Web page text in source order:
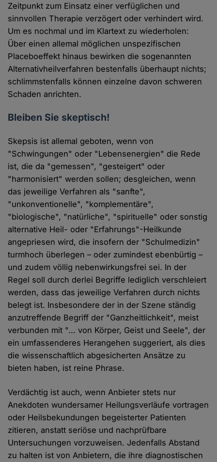
Zeitpunkt zum Einsatz einer verfüglichen und
sinnvollen Therapie verzögert oder verhindert wird.
Um es nochmal und im Klartext zu wiederholen:
Über einen allemal möglichen unspezifischen
Placeboeffekt hinaus bewirken die sogenannten
Alternativheilverfahren bestenfalls überhaupt nichts;
schlimmstenfalls können einzelne davon schweren
Schaden anrichten.
Bleiben Sie skeptisch!
Skepsis ist allemal geboten, wenn von
"Schwingungen" oder "Lebensenergien" die Rede
ist, die da "gemessen", "gesteigert" oder
"harmonisiert" werden sollen; desgleichen, wenn
das jeweilige Verfahren als "sanfte",
"unkonventionelle", "komplementäre",
"biologische", "natürliche", "spirituelle" oder sonstig
alternative Heil- oder "Erfahrungs"-Heilkunde
angepriesen wird, die insofern der "Schulmedizin"
turmhoch überlegen – oder zumindest ebenbürtig –
und zudem völlig nebenwirkungsfrei sei. In der
Regel soll durch derlei Begriffe lediglich verschleiert
werden, dass das jeweilige Verfahren durch nichts
belegt ist. Insbesondere der in der Szene ständig
anzutreffende Begriff der "Ganzheitlichkeit", meist
verbunden mit "... von Körper, Geist und Seele", der
ein umfassenderes Herangehen suggeriert, als dies
die wissenschaftlich abgesicherten Ansätze zu
bieten haben, ist reine Phrase.
Verdächtig ist auch, wenn Anbieter stets nur
Anekdoten wundersamer Heilungsverläufe vortragen
oder Heilsbekundungen begeisterter Patienten
zitieren, anstatt seriöse und nachprüfbare
Untersuchungen vorzuweisen. Jedenfalls Abstand
zu halten ist von Anbietern, die ihre diagnostischen